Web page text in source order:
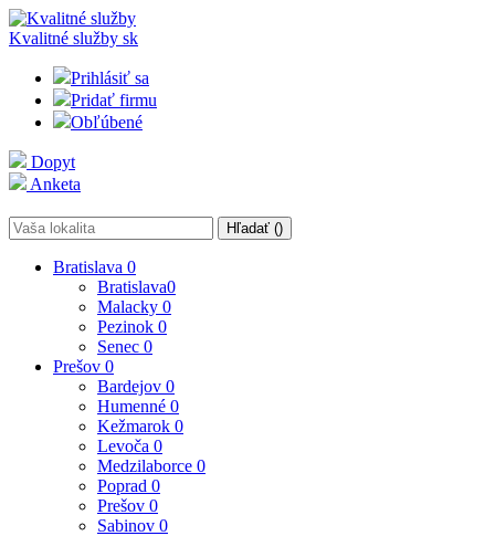
Kvalitné služby sk
Prihlásiť sa
Pridať firmu
Obľúbené
Dopyt
Anketa
Hľadať ()
Bratislava 0
Bratislava0
Malacky 0
Pezinok 0
Senec 0
Prešov 0
Bardejov 0
Humenné 0
Kežmarok 0
Levoča 0
Medzilaborce 0
Poprad 0
Prešov 0
Sabinov 0